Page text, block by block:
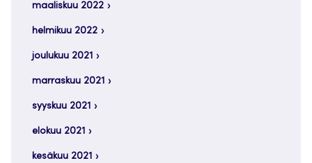
maaliskuu 2022
helmikuu 2022
joulukuu 2021
marraskuu 2021
syyskuu 2021
elokuu 2021
kesäkuu 2021